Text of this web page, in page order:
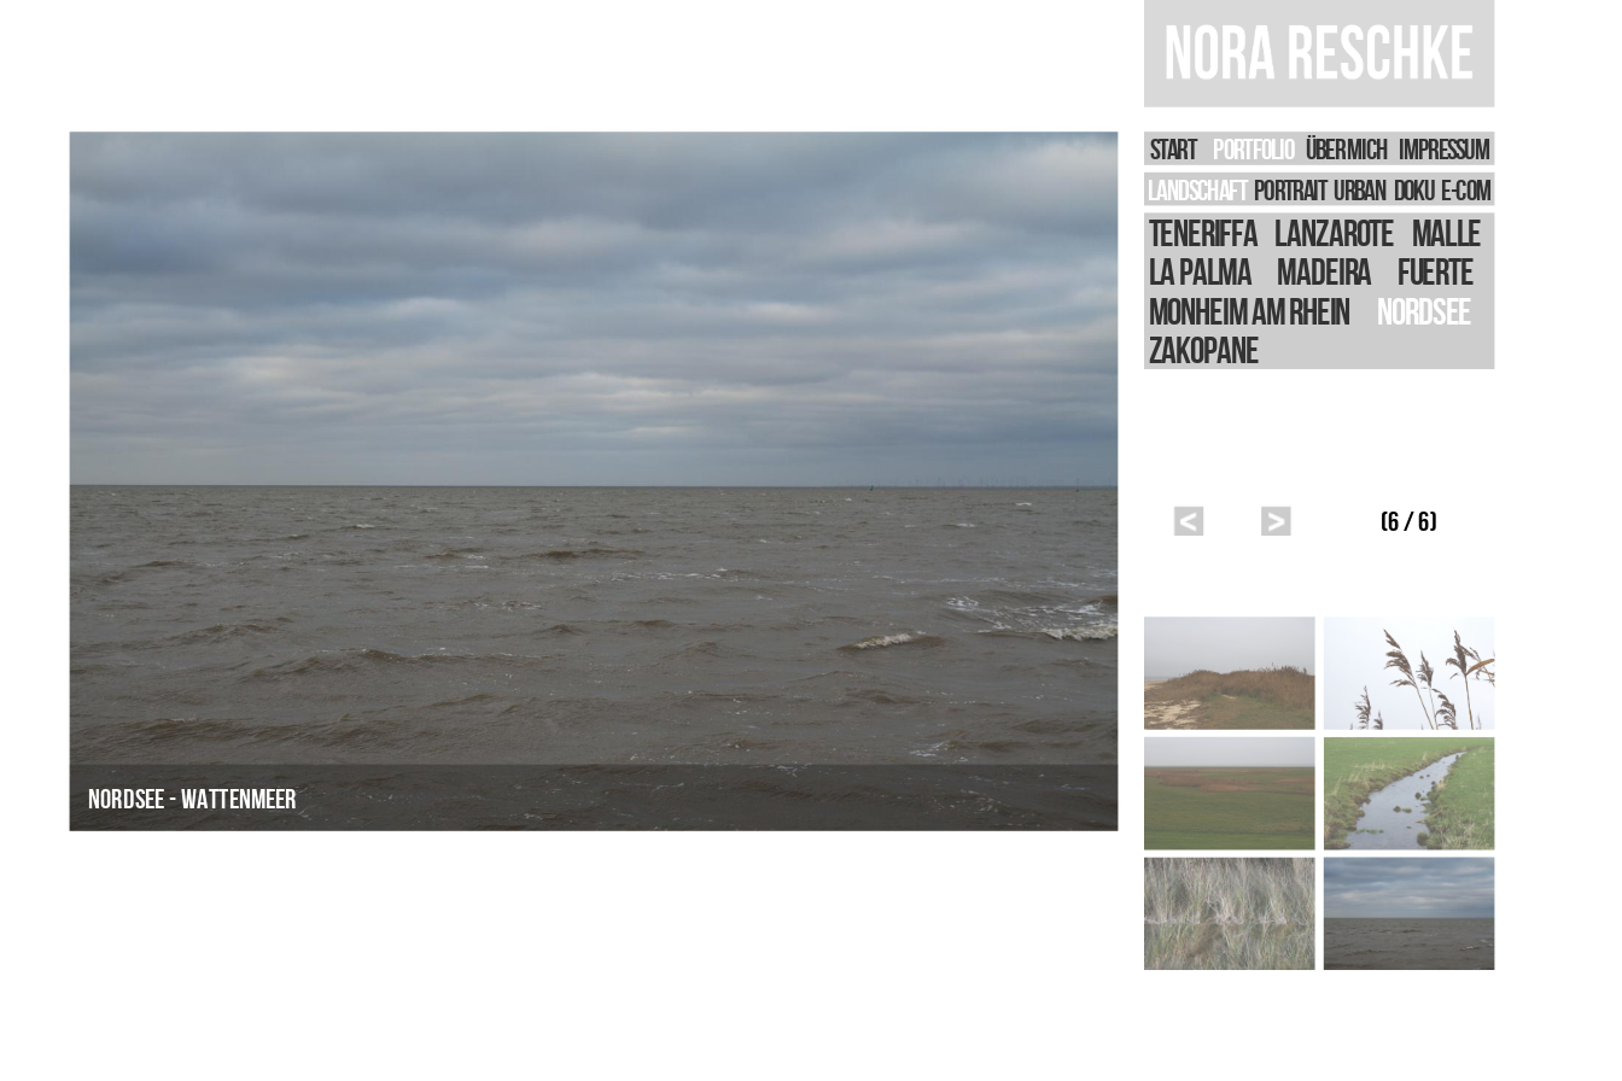
Nordsee - Wattenmeer
START PORTFOLIO Über Mich IMPRESSUM
LANDSCHAFT PORTRAIT URBAN DOKU E-Com
Teneriffa Lanzarote Malle
La Palma Madeira Fuerte
Monheim am Rhein Nordsee
Zakopane
(6 / 6)